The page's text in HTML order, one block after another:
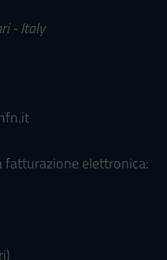
- Italy
fatturazione elettronica: